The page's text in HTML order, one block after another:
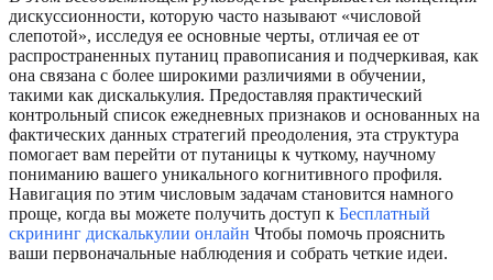
дискуссионности, которую часто называют «числовой
слепотой», исследуя ее основные черты, отличая ее от
распространенных путаниц правописания и подчеркивая, как
она связана с более широкими различиями в обучении,
такими как дискалькулия. Предоставляя практический
контрольный список ежедневных признаков и основанных на
фактических данных стратегий преодоления, эта структура
помогает вам перейти от путаницы к чуткому, научному
пониманию вашего уникального когнитивного профиля.
Навигация по этим числовым задачам становится намного
проще, когда вы можете получить доступ к Бесплатный
скрининг дискалькулии онлайн Чтобы помочь прояснить
ваши первоначальные наблюдения и собрать четкие идеи.